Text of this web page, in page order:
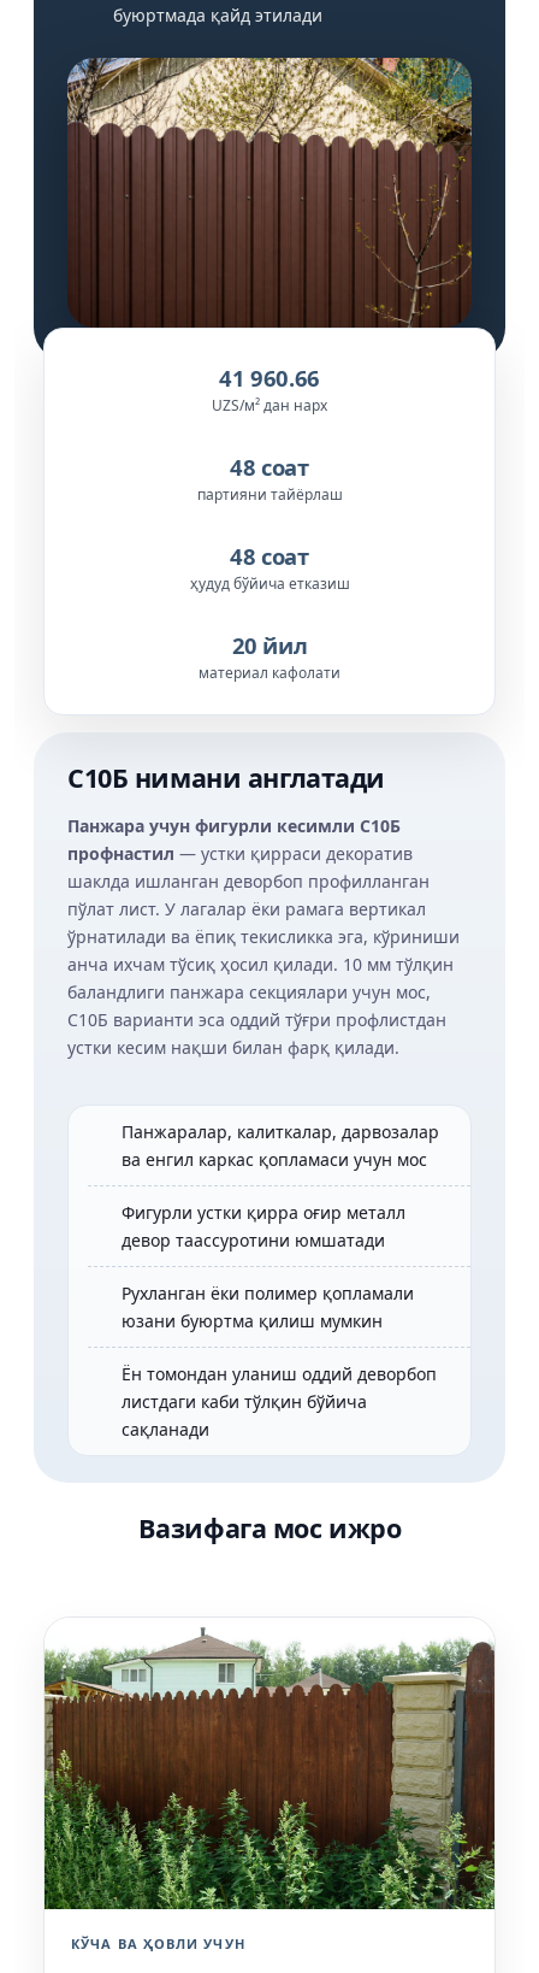
буюртмада қайд этилади
41 960.66
UZS/м² дан нарх
48 соат
партияни тайёрлаш
48 соат
ҳудуд бўйича етказиш
20 йил
материал кафолати
С10Б нимани англатади
Панжара учун фигурли кесимли С10Б
профнастил — устки қирраси декоратив
шаклда ишланган деворбоп профилланган
пўлат лист. У лагалар ёки рамага вертикал
ўрнатилади ва ёпиқ текисликка эга, кўриниши
анча ихчам тўсиқ ҳосил қилади. 10 мм тўлқин
баландлиги панжара секциялари учун мос,
С10Б варианти эса оддий тўғри профлистдан
устки кесим нақши билан фарқ қилади.
Панжаралар, калиткалар, дарвозалар
ва енгил каркас қопламаси учун мос
Фигурли устки қирра оғир металл
девор таассуротини юмшатади
Рухланган ёки полимер қопламали
юзани буюртма қилиш мумкин
Ён томондан уланиш оддий деворбоп
листдаги каби тўлқин бўйича
сақланади
Вазифага мос ижро
КЎЧА ВА ҲОВЛИ УЧУН